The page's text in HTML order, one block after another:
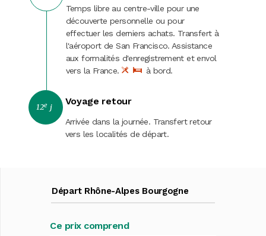
Temps libre au centre-ville pour une
découverte personnelle ou pour
effectuer les derniers achats. Transfert à
l'aéroport de San Francisco. Assistance
aux formalités d'enregistrement et envol
vers la France.
à bord.
12e j
Voyage retour
Arrivée dans la journée. Transfert retour
vers les localités de départ.
Départ Rhône-Alpes Bourgogne
Ce prix comprend